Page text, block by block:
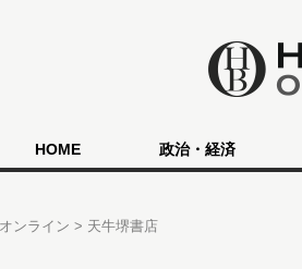
HOME 政治・経済
ンライン 天牛堺書店